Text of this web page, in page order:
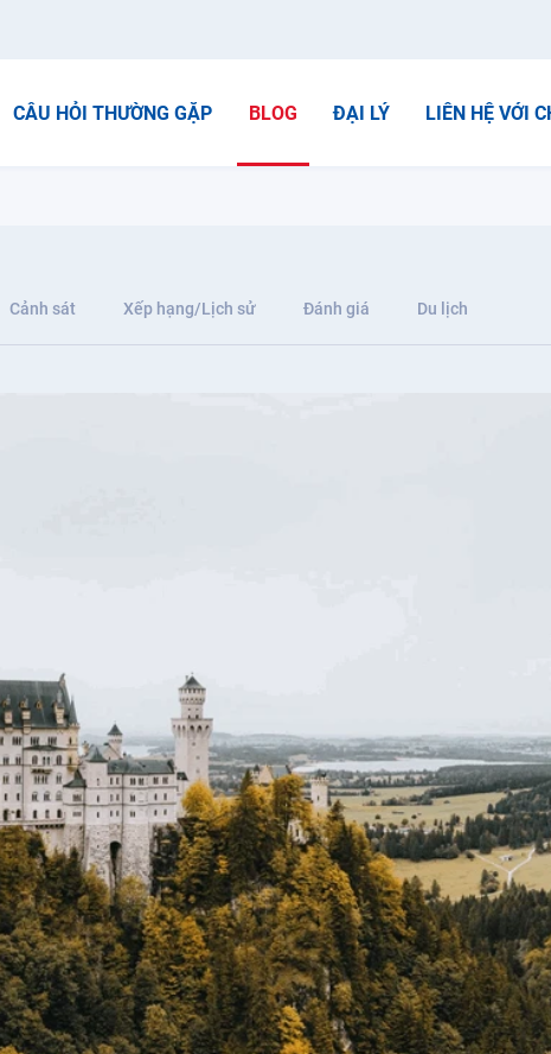
CÂU HỎI THƯỜNG GẶP BLOG ĐẠI LÝ LIÊN HỆ VỚI
Cảnh sát Xếp hạng/Lịch sử Đánh giá Du lịch